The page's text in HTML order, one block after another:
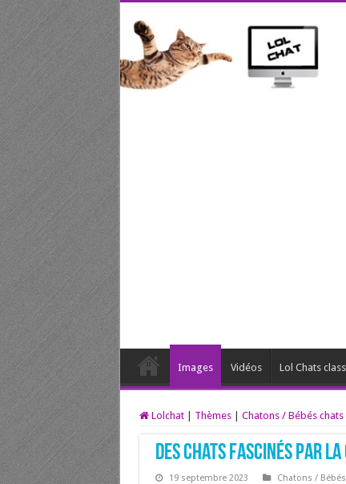
Images Vidéos Lol Chats
Lolchat | Thèmes | Chatons / Bébés chats
Des chats fascinés par la
19 septembre 2023 Chatons /